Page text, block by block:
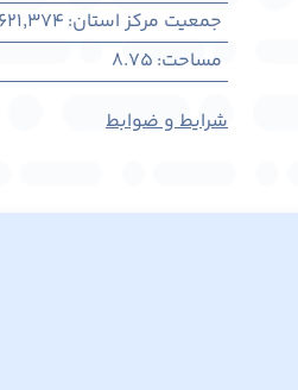
جمعیت مرکز استان:
621,374
مساحت:
8.75
شرایط و ضوابط